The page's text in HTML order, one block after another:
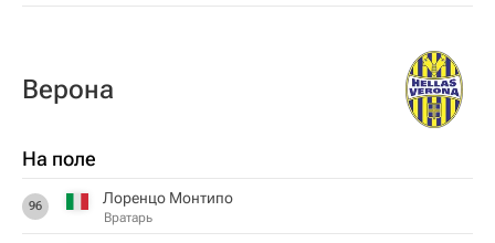
Верона
На поле
96 Лоренцо Монтипо
Вратарь